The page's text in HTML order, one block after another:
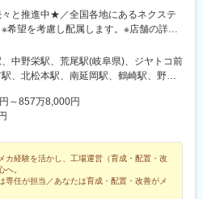
と推進中★／全国各地にあるネクステ
希望を考慮し配属します。※店舗の詳細
覧＞をご確認ください。転勤がない働
リア限定(中域型)★転勤なし(地域型)で
！★自動車通勤OK（一部除く）★受動
LAND名古屋／愛知県名古屋市緑区
中野栄駅、荒尾駅(岐阜県)、ジヤトコ前
、北松本駅、南延岡駅、鶴崎駅、野々
朝菜町駅、小池駅、西小泉駅、日進駅
、岡本駅(栃木県)、矢場町駅、竜王駅、
リーパーク駅、岐南駅、新浜松駅、東新
台駅、船岡駅(宮城県)、塚目駅、東陽町
知県)、東静岡駅、幕張駅、牛山駅、南
深沢駅、道ノ尾駅、南大高駅、土橋駅
～857万8,000円
カ経験を活かし、工場運営（育成・配置・改
へ。
専任が担当／あなたは育成・配置・改善がメ